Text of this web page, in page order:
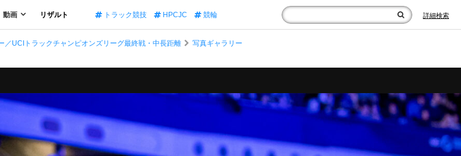
動画 リザルト トラック競技 HPCJC 競輪 詳細検索
UCIトラックチャンピオンズリーグ最終戦・中長距離
写真ギャラリー